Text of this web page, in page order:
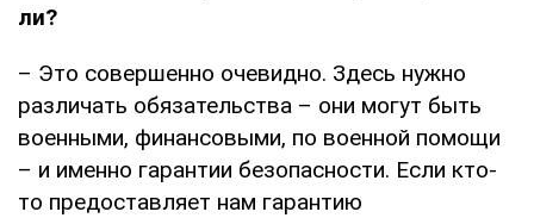
ли?
– Это совершенно очевидно. Здесь нужно
различать обязательства – они могут быть
военными, финансовыми, по военной помощи
– и именно гарантии безопасности. Если кто-
то предоставляет нам гарантию